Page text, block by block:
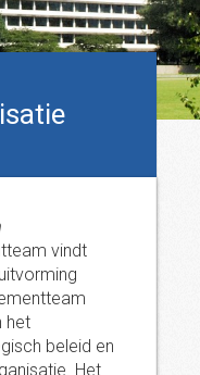
vindt
het
beleid en
Het